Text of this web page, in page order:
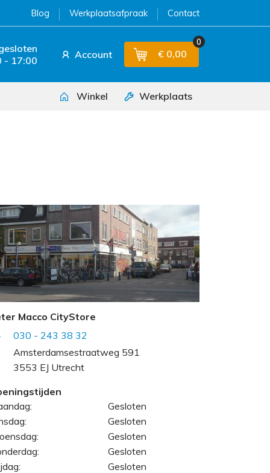
Blog Werkplaatsafpraak Contact
- 17:00
Account € 0,00
0
Winkel Werkplaats
Macco CityStore
030 - 243 38 32
Amsterdamsestraatweg 591
3553 EJ Utrecht
Gesloten
Gesloten
Gesloten
Gesloten
Gesloten